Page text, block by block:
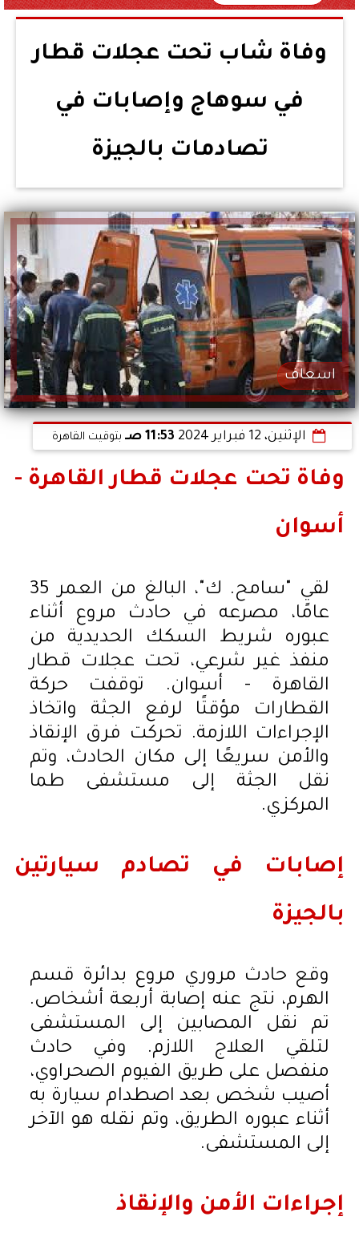
وفاة شاب تحت عجلات قطار
في سوهاج وإصابات في
تصادمات بالجيزة
اسعاف
الإثنين، 12 فبراير 2024 11:53 صـ بتوقيت القاهرة
وفاة تحت عجلات قطار القاهرة -
أسوان
لقي "سامح. ك"، البالغ من العمر 35
عامًا، مصرعه في حادث مروع أثناء
عبوره شريط السكك الحديدية من
منفذ غير شرعي، تحت عجلات قطار
القاهرة - أسوان. توقفت حركة
القطارات مؤقتًا لرفع الجثة واتخاذ
الإجراءات اللازمة. تحركت فرق الإنقاذ
والأمن سريعًا إلى مكان الحادث، وتم
نقل الجثة إلى مستشفى طما
المركزي.
إصابات في تصادم سيارتين
بالجيزة
وقع حادث مروري مروع بدائرة قسم
الهرم، نتج عنه إصابة أربعة أشخاص.
تم نقل المصابين إلى المستشفى
لتلقي العلاج اللازم. وفي حادث
منفصل على طريق الفيوم الصحراوي،
أصيب شخص بعد اصطدام سيارة به
أثناء عبوره الطريق، وتم نقله هو الآخر
إلى المستشفى.
إجراءات الأمن والإنقاذ